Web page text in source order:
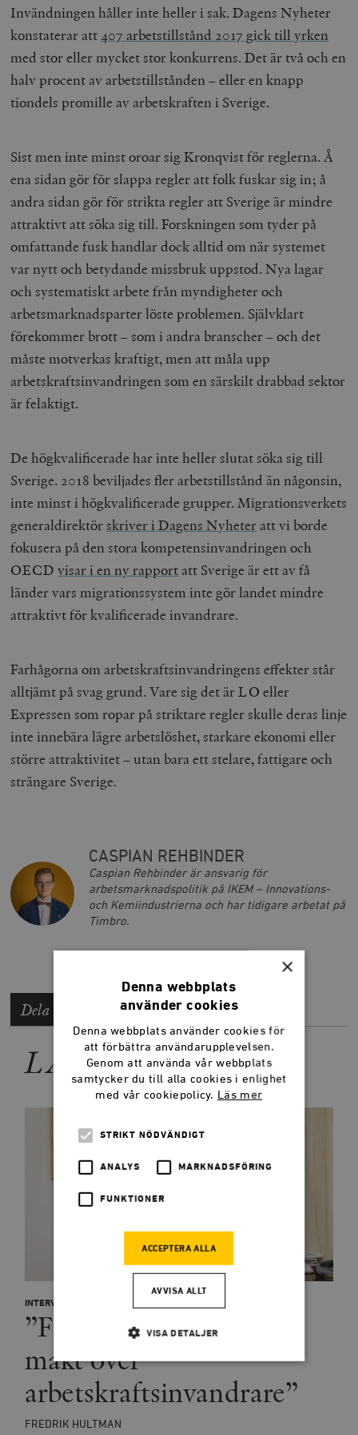
Invändningen håller inte heller i sak. Dagens Nyheter
konstaterar att 407 arbets­tillstånd 2017 gick till yrken
med stor eller mycket stor konkurrens. Det är två och en
halv procent av arbetstillstånden – eller en knapp
tiondels promille av arbetskraften i Sverige.
Sist men inte minst oroar sig Kronqvist för reglerna. Å
ena sidan gör för slappa regler att folk fuskar sig in; å
andra sidan gör för strikta regler att Sverige är mindre
attraktivt att söka sig till. Forskningen som tyder på
omfattande fusk handlar dock alltid om när systemet
var nytt och betydande missbruk uppstod. Nya lagar
och systematiskt arbete från myndigheter och
arbetsmarknadsparter löste problemen. Självklart
förekommer brott – som i andra branscher – och det
måste motverkas kraftigt, men att måla upp
arbetskraftsinvandringen som en särskilt drabbad sektor
är felaktigt.
De högkvalificerade har inte heller slutat söka sig till
Sverige. 2018 beviljades fler arbetstillstånd än någonsin,
inte minst i högkvalificerade grupper. Migrationsverkets
generaldirektör skriver i Dagens Nyheter att vi borde
fokusera på den stora kompetensinvandringen och
OECDvisar i en ny rapport att Sverige är ett av få
länder vars migrationssystem inte gör landet mindre
attraktivt för kvalificerade invandrare.
Farhågorna om arbetskraftsinvandringens effekter står
alltjämt på svag grund. Vare sig det är LO eller
Expressen som ropar på striktare regler skulle deras linje
inte innebära lägre arbetslöshet, starkare ekonomi eller
större attraktivitet – utan bara ett stelare, fattigare och
strängare Sverige.
CASPIAN REHBINDER
Caspian Rehbinder är ansvarig för
arbetsmarknadspolitik på IKEM – Innovations-
och Kemiindustrierna och har tidigare arbetat på
Timbro.
Dela artikeln
LÄS MER
INTERVJU
”Facket missbrukar sin
makt över
arbetskraftsinvandrare”
FREDRIK HULTMAN
×
Denna webbplats
använder cookies
Denna webbplats använder cookies för
att förbättra användarupplevelsen.
Genom att använda vår webbplats
samtycker du till alla cookies i enlighet
med vår cookiepolicy. Läs mer
STRIKT NÖDVÄNDIGT
ANALYS MARKNADSFÖRING
FUNKTIONER
ACCEPTERA ALLA
AVVISA ALLT
VISA DETALJER
Strikt nödvändigt Analys